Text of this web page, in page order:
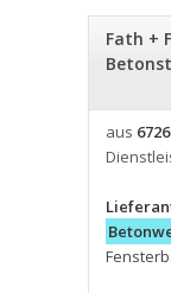
Fath +
aus